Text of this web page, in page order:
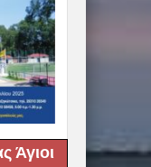
Άγιοι